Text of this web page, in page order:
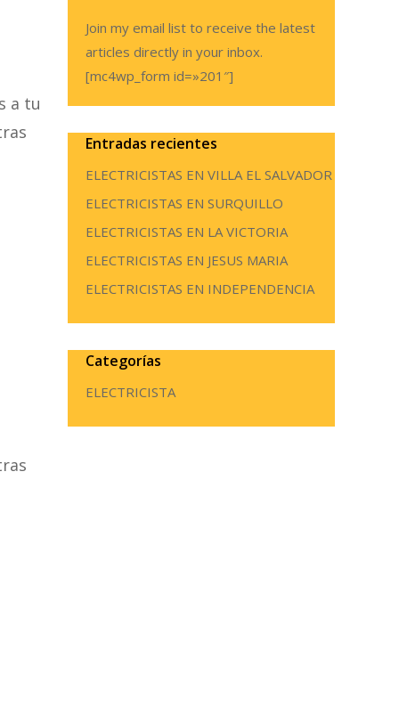
a tu
Join my email list to receive the latest
articles directly in your inbox.
[mc4wp_form id=»201″]
Entradas recientes
ELECTRICISTAS EN VILLA EL SALVADOR
ELECTRICISTAS EN SURQUILLO
ELECTRICISTAS EN LA VICTORIA
ELECTRICISTAS EN JESUS MARIA
ELECTRICISTAS EN INDEPENDENCIA
Categorías
ELECTRICISTA